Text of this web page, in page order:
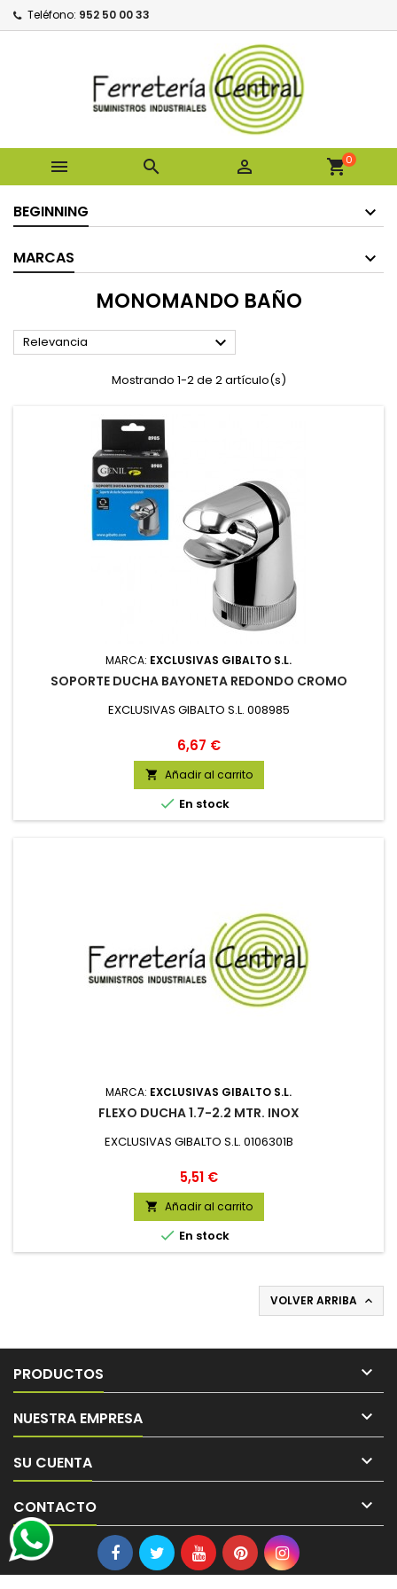
Teléfono: 952 50 00 33
   shopping_cart0
BEGINNING
MARCAS
MONOMANDO BAÑO
Relevancia 
Mostrando 1-2 de 2 artículo(s)
MARCA: EXCLUSIVAS GIBALTO S.L.
SOPORTE DUCHA BAYONETA REDONDO CROMO
EXCLUSIVAS GIBALTO S.L. 008985
Precio
6,67 €
 Añadir al carrito
 En stock
MARCA: EXCLUSIVAS GIBALTO S.L.
FLEXO DUCHA 1.7-2.2 MTR. INOX
EXCLUSIVAS GIBALTO S.L. 0106301B
Precio
5,51 €
 Añadir al carrito
 En stock
VOLVER ARRIBA 
PRODUCTOS 
NUESTRA EMPRESA 
SU CUENTA 
CONTACTO 